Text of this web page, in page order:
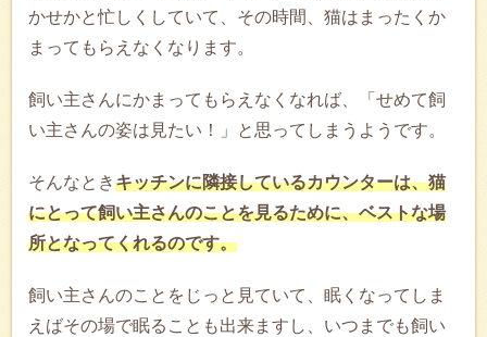
かせかと忙しくしていて、その時間、猫はまったくか
まってもらえなくなります。
飼い主さんにかまってもらえなくなれば、「せめて飼
い主さんの姿は見たい！」と思ってしまうようです。
そんなときキッチンに隣接しているカウンターは、猫
にとって飼い主さんのことを見るために、ベストな場
所となってくれるのです。
飼い主さんのことをじっと見ていて、眠くなってしま
えばその場で眠ることも出来ますし、いつまでも飼い